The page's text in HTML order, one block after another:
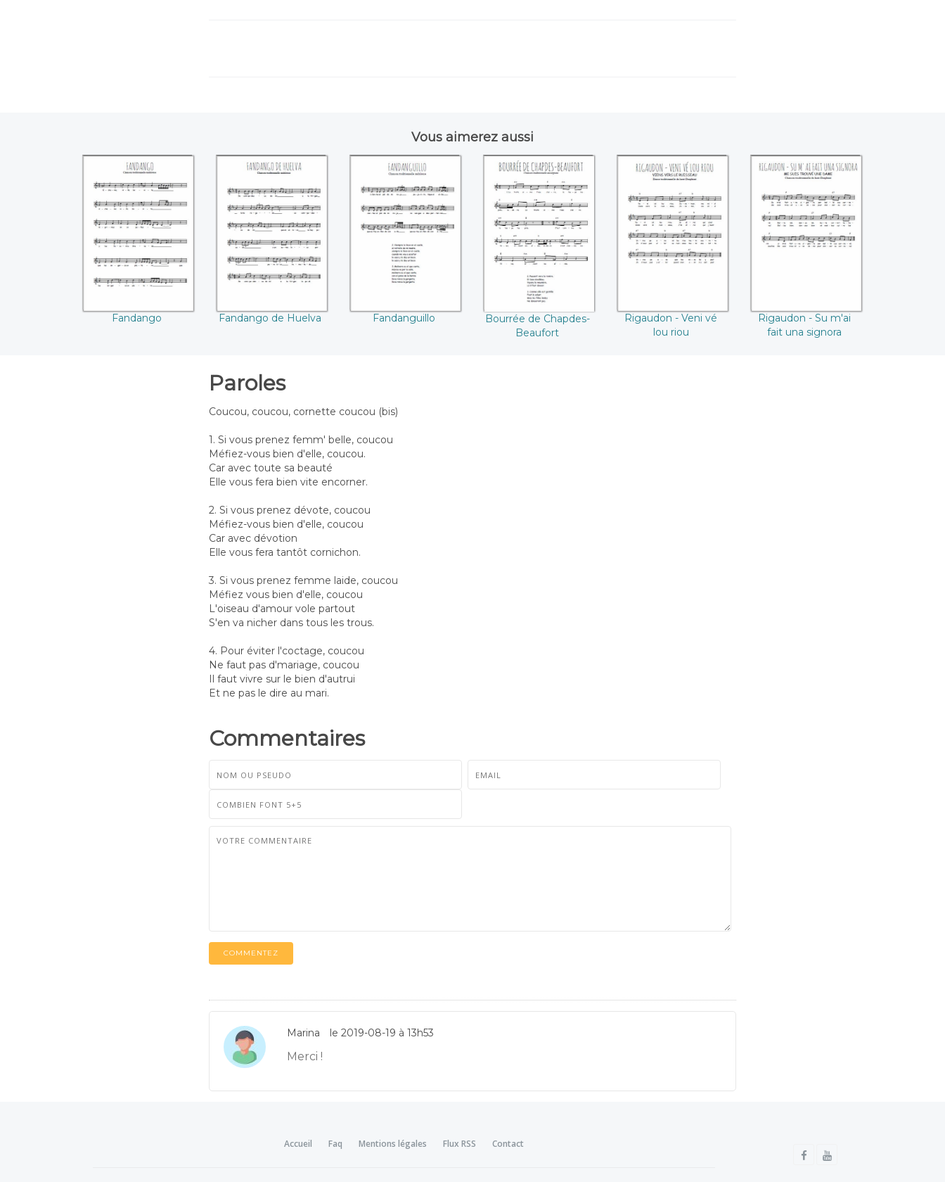
Vous aimerez aussi
Fandango
Fandango
Fandango de
Huelva
Fandango de Huelva
Fandanguillo
Fandanguillo
Bourrée de
Chapdes-Beaufort
Bourrée de Chapdes-
Beaufort
Rigaudon - Veni vé
lou riou
Rigaudon - Veni vé
lou riou
Rigaudon - Su m'ai
fait una signora
Rigaudon - Su m'ai
fait una signora
Paroles
Coucou, coucou, cornette coucou (bis)
1. Si vous prenez femm' belle, coucou
Méfiez-vous bien d'elle, coucou.
Car avec toute sa beauté
Elle vous fera bien vite encorner.
2. Si vous prenez dévote, coucou
Méfiez-vous bien d'elle, coucou
Car avec dévotion
Elle vous fera tantôt cornichon.
3. Si vous prenez femme laide, coucou
Méfiez vous bien d'elle, coucou
L'oiseau d'amour vole partout
S'en va nicher dans tous les trous.
4. Pour éviter l'coctage, coucou
Ne faut pas d'mariage, coucou
Il faut vivre sur le bien d'autrui
Et ne pas le dire au mari.
Commentaires
COMMENTEZ
Marina le 2019-08-19 à 13h53
Merci !
Accueil Faq Mentions légales Flux RSS Contact